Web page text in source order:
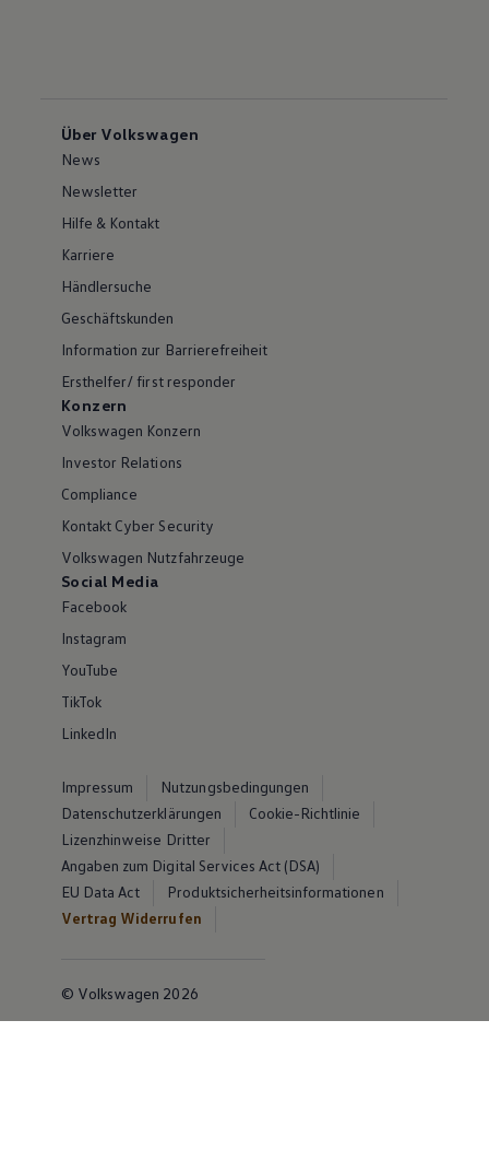
Über Volkswagen
News
Newsletter
Hilfe & Kontakt
Karriere
Händlersuche
Geschäftskunden
Information zur Barrierefreiheit
Ersthelfer/ first responder
Konzern
Volkswagen Konzern
Investor Relations
Compliance
Kontakt Cyber Security
Volkswagen Nutzfahrzeuge
Social Media
Facebook
Instagram
YouTube
TikTok
LinkedIn
Impressum
Nutzungsbedingungen
Datenschutzerklärungen
Cookie-Richtlinie
Lizenzhinweise Dritter
Angaben zum Digital Services Act (DSA)
EU Data Act
Produktsicherheitsinformationen
Vertrag Widerrufen
© Volkswagen 2026